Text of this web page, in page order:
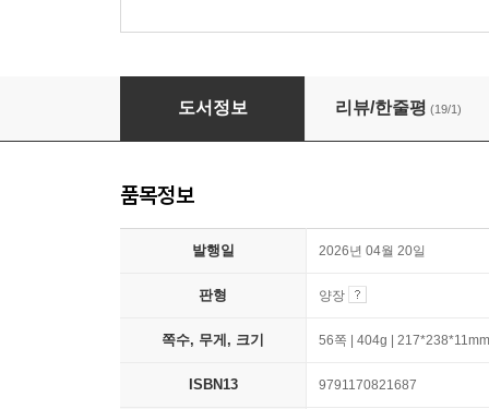
파란 친구 몽
도서정보 리뷰/한줄평 (19/1)
품목정보
발행일 2026년 04월 20일
판형 양장
쪽수, 무게, 크기 56쪽 | 404g | 217*238*11mm
ISBN13 9791170821687